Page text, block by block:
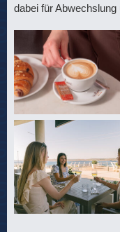
dabei für Abwechslung